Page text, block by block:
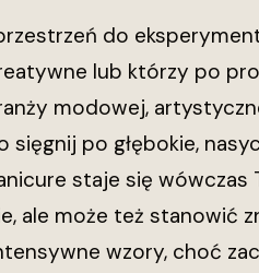
do
lub którzy po
modowej,
sięgnij po głębokie,
staje się
ale może też stanowić
wzory, choć